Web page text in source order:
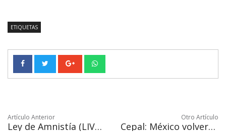
ETIQUETAS
Artículo Anterior
Ley de Amnistía (LIVERA): Perdón a mujeres que abortaron y traficantes de drogas
Otro Artículo
Cepal: México volverá a crecer en 2020 por mayor demanda interna e inversión